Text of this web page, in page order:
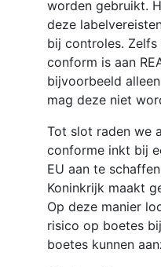
worden gebruikt.
deze
bij controles.
conform is aan
bijvoorbeeld
mag deze niet
Tot slot raden we
conforme inkt bij
EU aan te
Koninkrijk maakt
Op deze manier
risico op boetes
boetes kunnen